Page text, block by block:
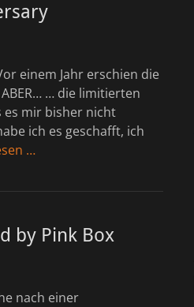
einem Jahr erschien die
ABER… … die limitierten
es mir bisher nicht
ich es geschafft, ich
…
by Pink Box
nach einer